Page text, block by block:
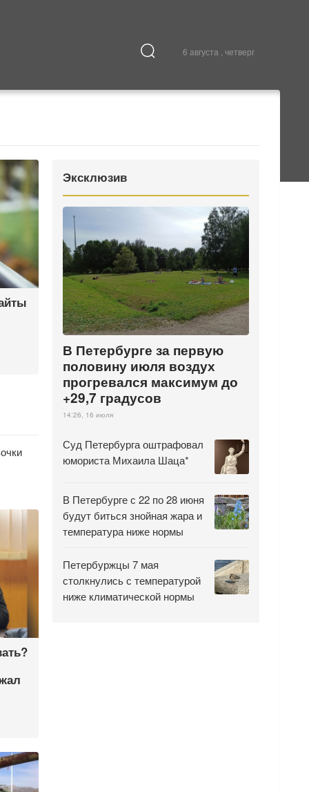
6 августа , четверг
Эксклюзив
В Петербурге за первую
половину июля воздух
прогревался максимум до
+29,7 градусов
14:26, 16 июля
Суд Петербурга оштрафовал
юмориста Михаила Шаца*
В Петербурге с 22 по 28 июня
будут биться знойная жара и
температура ниже нормы
Петербуржцы 7 мая
столкнулись с температурой
ниже климатической нормы